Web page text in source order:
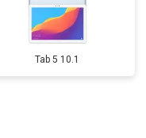
Tab 5 10.1